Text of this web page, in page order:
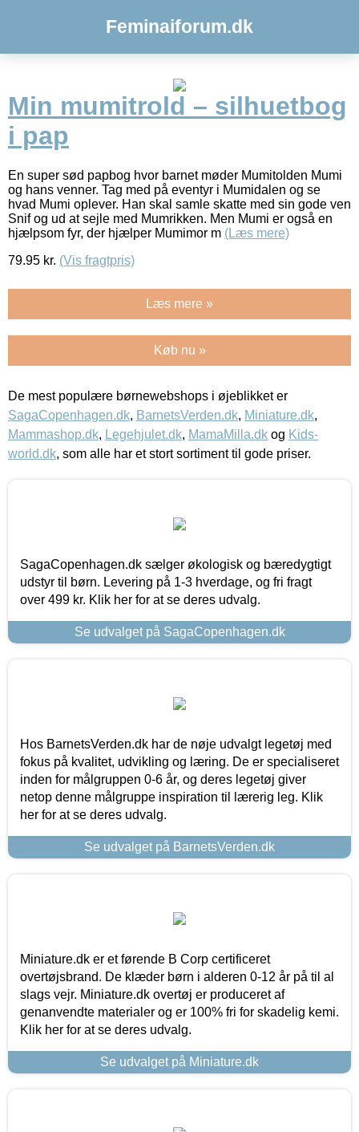
Feminaiforum.dk
Min mumitrold – silhuetbog
i pap
En super sød papbog hvor barnet møder Mumitolden Mumi
og hans venner. Tag med på eventyr i Mumidalen og se
hvad Mumi oplever. Han skal samle skatte med sin gode ven
Snif og ud at sejle med Mumrikken. Men Mumi er også en
hjælpsom fyr, der hjælper Mumimor m (Læs mere)
79.95 kr. (Vis fragtpris)
Læs mere »
Køb nu »
De mest populære børnewebshops i øjeblikket er
SagaCopenhagen.dk, BarnetsVerden.dk, Miniature.dk,
Mammashop.dk, Legehjulet.dk, MamaMilla.dk og Kids-
world.dk, som alle har et stort sortiment til gode priser.
SagaCopenhagen.dk sælger økologisk og bæredygtigt
udstyr til børn. Levering på 1-3 hverdage, og fri fragt
over 499 kr. Klik her for at se deres udvalg.
Se udvalget på SagaCopenhagen.dk
Hos BarnetsVerden.dk har de nøje udvalgt legetøj med
fokus på kvalitet, udvikling og læring. De er specialiseret
inden for målgruppen 0-6 år, og deres legetøj giver
netop denne målgruppe inspiration til lærerig leg. Klik
her for at se deres udvalg.
Se udvalget på BarnetsVerden.dk
Miniature.dk er et førende B Corp certificeret
overtøjsbrand. De klæder børn i alderen 0-12 år på til al
slags vejr. Miniature.dk overtøj er produceret af
genanvendte materialer og er 100% fri for skadelig kemi.
Klik her for at se deres udvalg.
Se udvalget på Miniature.dk